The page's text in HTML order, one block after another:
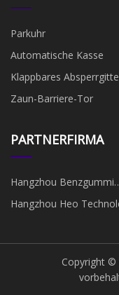
Parkuhr
Automatische Kasse
Klappbares
Zaun-Barriere-Tor
PARTNERFIRMA
Hangzhou Benzgummi
Medizinisch Technologie Co.,
Hangzhou Heo Technologie
Copyright ©